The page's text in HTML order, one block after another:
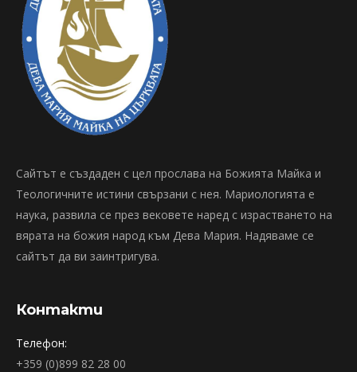
Сайтът е създаден с цел прослава на Божията Майка и
Теологичните истини свързани с нея. Мариологията е
наука, развила се през вековете наред с израстването на
вярата на божия народ към Дева Мария. Надяваме се
сайтът да ви заинтригува.
Контакти
Телефон:
+359 (0)899 82 28 00